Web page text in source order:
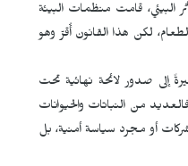
البيئي، قامت منظمات البيئة
لكن هذا القانون أُقرّ وهو
إلى صدور لائحة نهائية تحت
من النباتات والحيوانات
أو مجرد سياسة أمنية، بل